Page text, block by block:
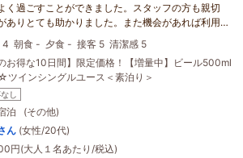
く過ごすことができました。スタッフの方も親切
ありとても助かりました。また機会があれば利用し
4 朝食 - 夕食 - 接客 5 清潔感 5
お得な10日間】限定価格！【増量中】ビール500ml
インシングルユース＜素泊り＞
し
泊 (その他)
ん (女性/20代)
円(大人１名あたり/税込)